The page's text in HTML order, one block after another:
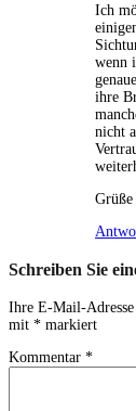
Ich
wenn
ihre
nicht
Schreiben Sie
Ihre E-Mail-
mit * markiert
Kommentar *